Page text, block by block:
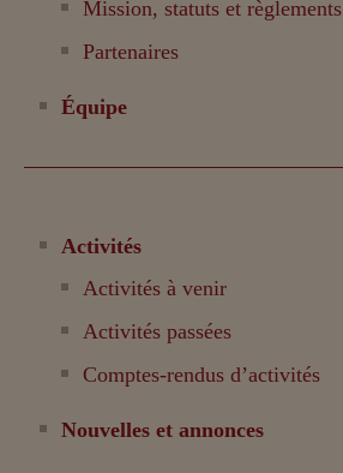
Mission, statuts et règlements
Partenaires
Équipe
Activités
Activités à venir
Activités passées
Comptes-rendus d’activités
Nouvelles et annonces